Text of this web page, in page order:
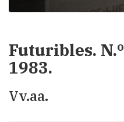
Futuribles.
1983.
Vv.aa.